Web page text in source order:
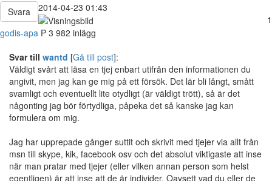
Svara
2014-04-23 01:43
1
godis-apa P 3 982 inlägg
Svar till wantd [Gå till post]:
Väldigt svårt att läsa en tjej enbart utifrån den informationen du
angivit, men jag kan ge mig på ett försök. Det lär bli långt, smått
svamligt och eventuellt lite otydligt (är väldigt trött), så är det
någonting jag bör förtydliga, påpeka det så kanske jag kan
formulera om mig.
Jag har upprepade gånger suttit och skrivit med tjejer via allt från
msn till skype, kik, facebook osv och det absolut viktigaste att inse
när man pratar med tjejer (eller vilken annan person som helst
egentligen) är att inse att de är individer. Oavsett vad du eller de